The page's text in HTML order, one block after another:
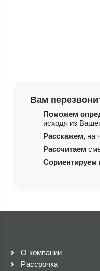
Вам
Поможем
исходя из
Расскажем, на
Рассчитаем
Сориентируем
О компании
Рассрочка